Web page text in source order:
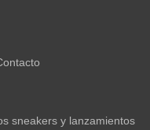
sneakers y lanzamientos